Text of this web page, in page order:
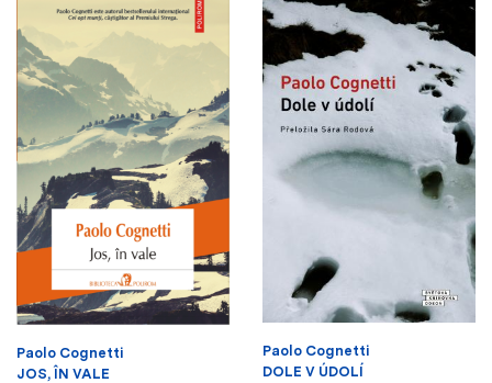
Paolo Cognetti
JOS, ÎN VALE
Paolo Cognetti
DOLE V ÚDOLÍ